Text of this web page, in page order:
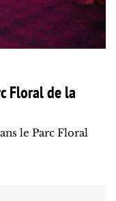
Floral de la
le Parc Floral